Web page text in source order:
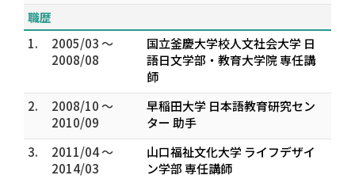
職歴
1.
2005/03 ～
2008/08
国立釜慶大学校人文社会大学 日
語日文学部・教育大学院 専任講
師
2.
2008/10 ～
2010/09
早稲田大学 日本語教育研究セン
ター 助手
3.
2011/04 ～
2014/03
山口福祉文化大学 ライフデザイ
ン学部 専任講師